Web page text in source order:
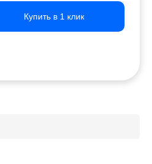
Купить в 1 клик
Купить в 1 клик
Купить в 1 клик